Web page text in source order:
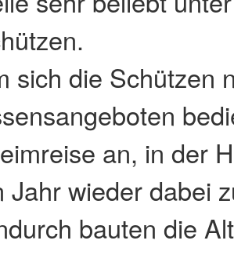
sich die Schützen
an, in der
Jahr wieder dabei
bauten die